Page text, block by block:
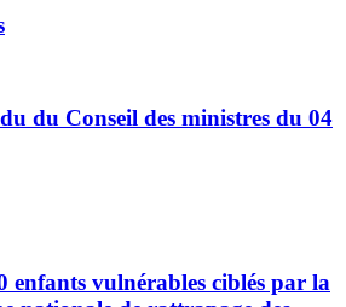
du Conseil des ministres du 04
enfants vulnérables ciblés par la